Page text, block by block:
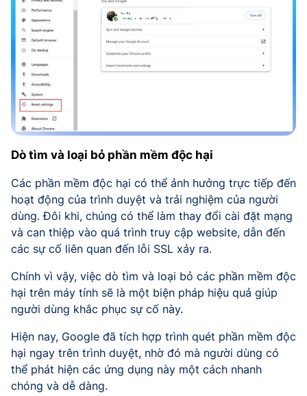
Dò tìm và loại bỏ phần mềm độc hại
Các phần mềm độc hại có thể ảnh hưởng trực tiếp đến
hoạt động của trình duyệt và trải nghiệm của người
dùng. Đôi khi, chúng có thể làm thay đổi cài đặt mạng
và can thiệp vào quá trình truy cập website, dẫn đến
các sự cố liên quan đến lỗi SSL xảy ra.
Chính vì vậy, việc dò tìm và loại bỏ các phần mềm độc
hại trên máy tính sẽ là một biện pháp hiệu quả giúp
người dùng khắc phục sự cố này.
Hiện nay, Google đã tích hợp trình quét phần mềm độc
hại ngay trên trình duyệt, nhờ đó mà người dùng có
thể phát hiện các ứng dụng này một cách nhanh
chóng và dễ dàng.